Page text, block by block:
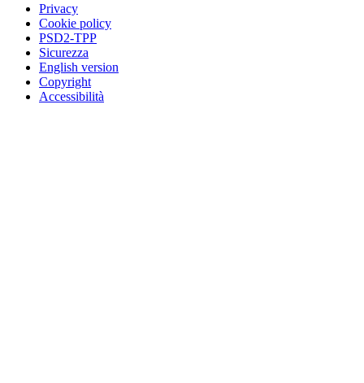
Privacy
Cookie policy
PSD2-TPP
Sicurezza
English version
Copyright
Accessibilità